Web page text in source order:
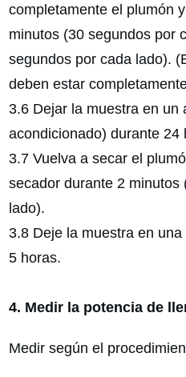
completamente el plumón
minutos (30 segundos por
segundos por cada lado).
deben estar
3.6 Dejar la muestra en un
acondicionado) durante 24
3.7 Vuelva a secar el
secador durante 2 minutos
lado).
3.8 Deje la muestra en
5 horas.
4. Medir la potencia de
Medir según el